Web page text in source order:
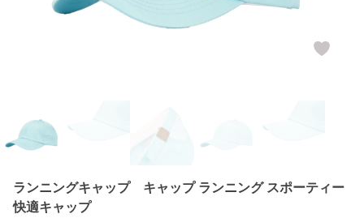
ランニングキャップ キャップ ランニング スポーティー
快適キャップ